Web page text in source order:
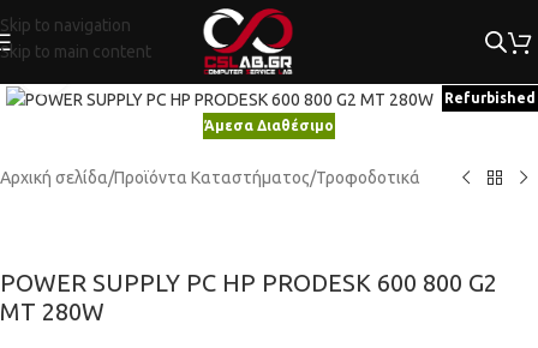
Skip to navigation
Skip to main content
Κλικ για μεγέθυνση
Refurbished
Άμεσα Διαθέσιμο
Αρχική σελίδα/Προϊόντα Καταστήματος/Τροφοδοτικά
POWER SUPPLY PC HP PRODESK 600 800 G2
MT 280W